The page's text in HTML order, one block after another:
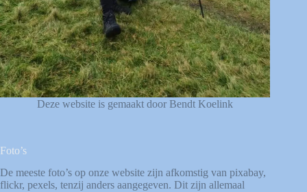
Deze website is gemaakt door Bendt Koelink
Foto’s
De meeste foto’s op onze website zijn afkomstig van pixabay,
flickr, pexels, tenzij anders aangegeven. Dit zijn allemaal